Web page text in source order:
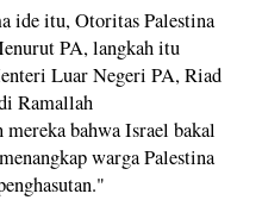
ide itu, Otoritas Palestina
PA, langkah itu
Luar Negeri PA, Riad
Ramallah
bahwa Israel bakal
warga Palestina